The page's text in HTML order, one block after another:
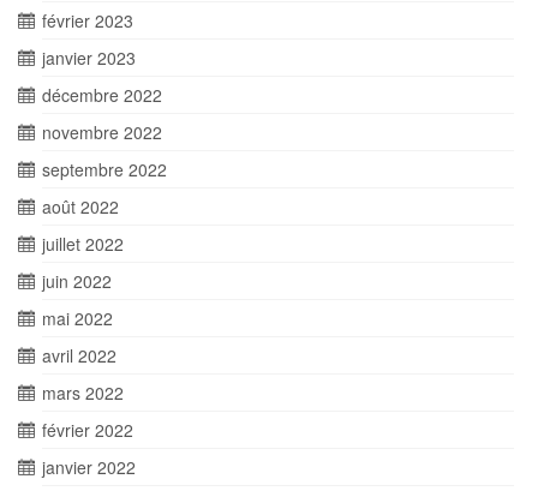
février 2023
janvier 2023
décembre 2022
novembre 2022
septembre 2022
août 2022
juillet 2022
juin 2022
mai 2022
avril 2022
mars 2022
février 2022
janvier 2022